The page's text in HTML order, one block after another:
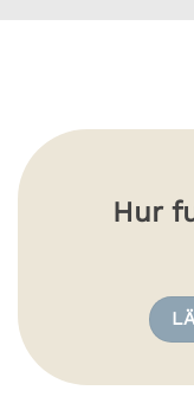
Hur